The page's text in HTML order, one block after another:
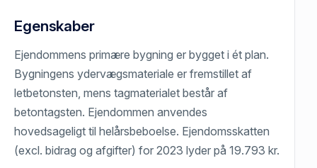
Egenskaber
Ejendommens primære bygning er bygget i ét plan.
Bygningens ydervægsmateriale er fremstillet af
letbetonsten, mens tagmaterialet består af
betontagsten. Ejendommen anvendes
hovedsageligt til helårsbeboelse. Ejendomsskatten
(excl. bidrag og afgifter) for 2023 lyder på 19.793 kr.